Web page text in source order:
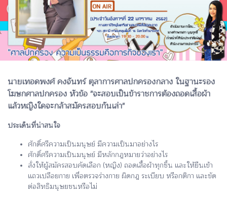
นายเทอดพงศ์ คงจันทร์ ตุลาการศาลปกครองกลาง ในฐานะรอง
โฆษกศาลปกครอง หัวข้อ "จะสอบเป็นข้าราชการต้องถอดเสื้อผ้า
แล้วหญิงใดจะกล้าสมัครสอบกันเล่า"
ประเด็นที่น่าสนใจ
ศักดิ์ศรีความเป็นมนุษย์ มีความเป็นมาอย่างไร
ศักดิ์ศรีความเป็นมนุษย์ มีหลักกฎหมายว่าอย่างไร
สั่งให้ผู้สมัครสอบคัดเลือก (หญิง) ถอดเสื้อผ้าทุกชิ้น และให้ยืนเข้า
แถวเปลือยกาย เพื่อตรวจร่างกาย ผิดกฎ ระเบียบ หรือกติกา และขัด
ต่อสิทธิมนุษยชนหรือไม่